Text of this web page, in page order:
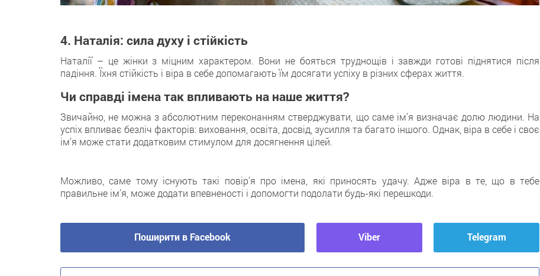
4. Наталія: сила духу і стійкість
Наталії – це жінки з міцним характером. Вони не бояться труднощів і завжди готові піднятися після
падіння. Їхня стійкість і віра в себе допомагають їм досягати успіху в різних сферах життя.
Чи справді імена так впливають на наше життя?
Звичайно, не можна з абсолютним переконанням стверджувати, що саме ім’я визначає долю людини. На
успіх впливає безліч факторів: виховання, освіта, досвід, зусилля та багато іншого. Однак, віра в себе і своє
ім’я може стати додатковим стимулом для досягнення цілей.
Можливо, саме тому існують такі повір’я про імена, які приносять удачу. Адже віра в те, що в тебе
правильне ім’я, може додати впевненості і допомогти подолати будь-які перешкоди.
Поширити в Facebook Viber Telegram